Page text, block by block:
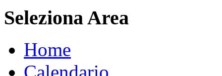
Seleziona Area
Home